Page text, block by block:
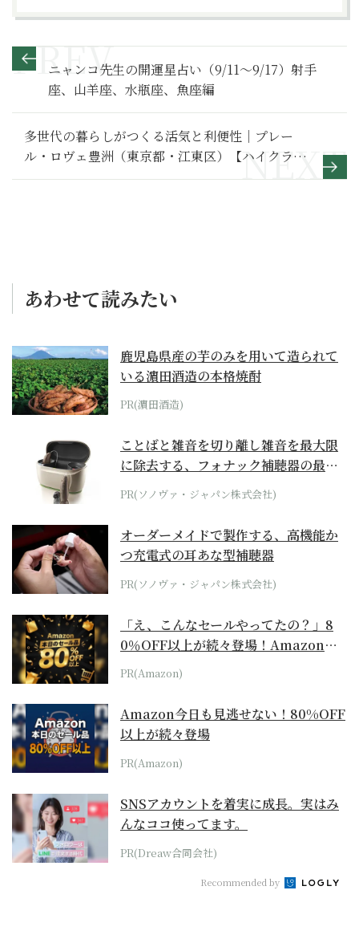
ニャンコ先生の開運星占い（9/11～9/17）射手
座、山羊座、水瓶座、魚座編
多世代の暮らしがつくる活気と利便性｜プレー
ル・ロヴェ豊洲（東京都・江東区）【ハイクラ
ス・シニアレジデンス案内】
あわせて読みたい
鹿児島県産の芋のみを用いて造られて
いる濵田酒造の本格焼酎
PR(濵田酒造)
ことばと雑音を切り離し雑音を最大限
に除去する、フォナック補聴器の最上
位モデル
PR(ソノヴァ・ジャパン株式会社)
オーダーメイドで製作する、高機能か
つ充電式の耳あな型補聴器
PR(ソノヴァ・ジャパン株式会社)
「え、こんなセールやってたの？」8
0％OFF以上が続々登場！Amazonの
本気が...
PR(Amazon)
Amazon今日も見逃せない！80%OFF
以上が続々登場
PR(Amazon)
SNSアカウントを着実に成長。実はみ
んなココ使ってます。
PR(Dreaw合同会社)
Recommended by